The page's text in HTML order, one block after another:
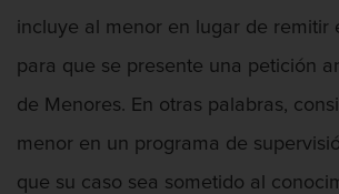
de Alcohol
Conducir bajo la
duid
Cuarta Ofensa de DUI
incluye al menor en lugar de remitir
para que se presente una petición
de Menores. En otras palabras,
menor en un programa de
que su caso sea sometido al